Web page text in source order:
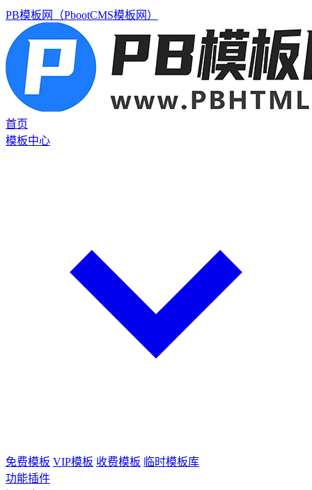
PB模板网（PbootCMS模板网）
首页
模板中心
免费模板 VIP模板 收费模板 临时模板库
功能插件